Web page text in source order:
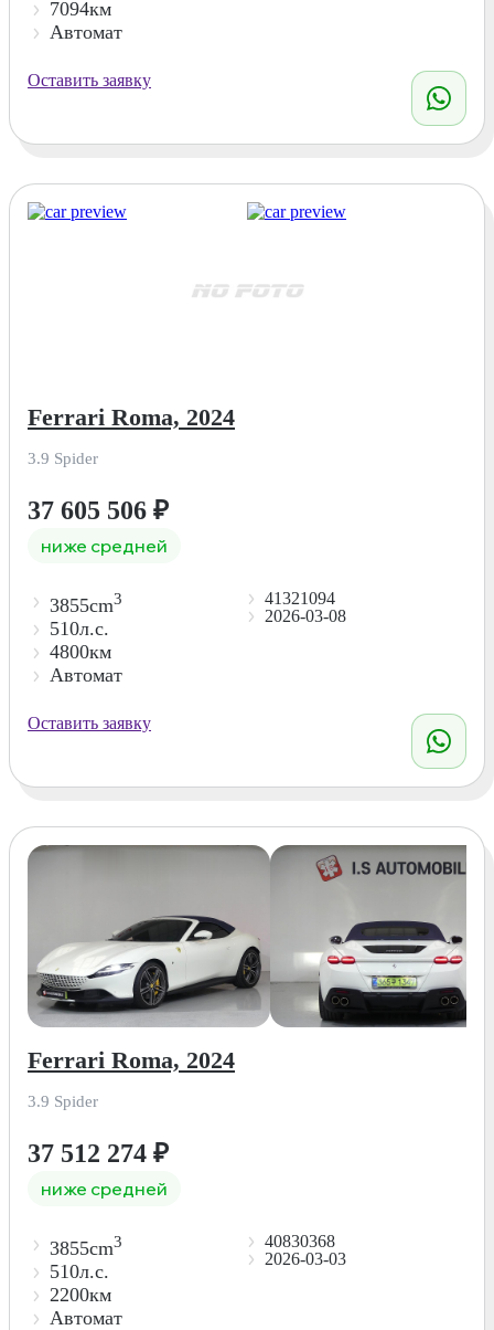
7094км
Автомат
Оставить заявку
Ferrari Roma, 2024
3.9 Spider
37 605 506 ₽
ниже средней
3855cm3
510л.с.
4800км
Автомат
41321094
2026-03-08
Оставить заявку
Ferrari Roma, 2024
3.9 Spider
37 512 274 ₽
ниже средней
3855cm3
510л.с.
2200км
Автомат
40830368
2026-03-03